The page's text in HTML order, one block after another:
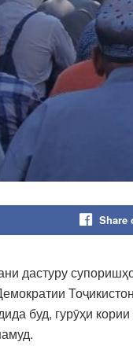
Share
дастуру
буд, гурӯҳи